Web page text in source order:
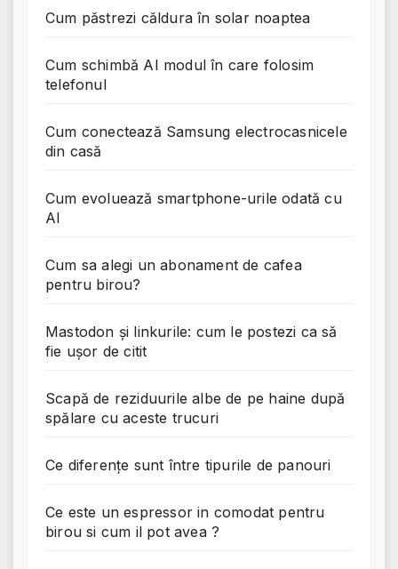
Cum păstrezi căldura în solar noaptea
Cum schimbă AI modul în care folosim
telefonul
Cum conectează Samsung electrocasnicele
din casă
Cum evoluează smartphone-urile odată cu
AI
Cum sa alegi un abonament de cafea
pentru birou?
Mastodon și linkurile: cum le postezi ca să
fie ușor de citit
Scapă de reziduurile albe de pe haine după
spălare cu aceste trucuri
Ce diferențe sunt între tipurile de panouri
Ce este un espressor in comodat pentru
birou si cum il pot avea ?